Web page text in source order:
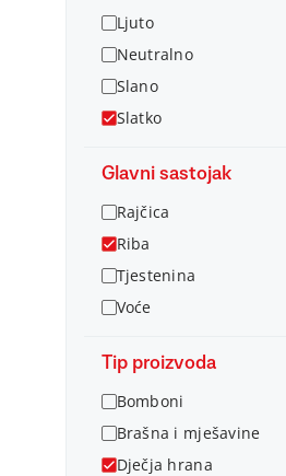
Ljuto
Neutralno
Slano
Slatko
Glavni sastojak
Rajčica
Riba
Tjestenina
Voće
Tip proizvoda
Bomboni
Brašna i mješavine
Dječja hrana